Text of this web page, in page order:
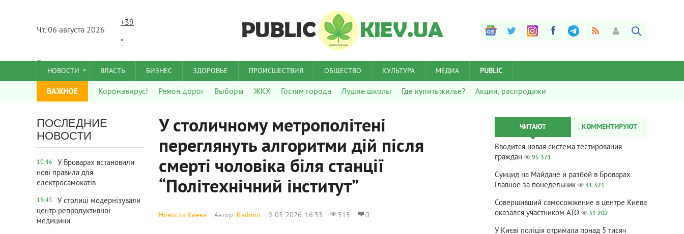
Чт, 06 августа 2026
+39
°
C
НОВОСТИ ВЛАСТЬ БИЗНЕС ЗДОРОВЬЕ ПРОИСШЕСТВИЯ ОБЩЕСТВО КУЛЬТУРА МЕДИА PUBLIC
ВАЖНОЕ Коронавирус! Ремон дорог Выборы ЖКХ Гостям города Лушие школы Где купить жилье? Акции, распродажи
ПОСЛЕДНИЕ
НОВОСТИ
10:46
У Броварах встановили
нові правила для
електросамокатів
19:45
У столиці модернізували
центр репродуктивної
медицини
У столичному метрополітені
переглянуть алгоритми дій після
смерті чоловіка біля станції
“Політехнічний інститут”
Новости Киева Автор: Kadmin 9-05-2026, 16:33 515 0
ЧИТАЮТ КОММЕНТИРУЮТ
Вводится новая система тестирования
граждан
95 371
Суицид на Майдане и разбой в Броварах.
Главное за понедельник
31 321
Совершивший самосожжение в центре Киева
оказался участником АТО
31 202
У Києві поліція отримала понад 5 тисяч